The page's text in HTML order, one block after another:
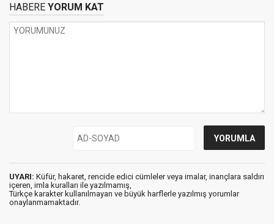
HABERE YORUM KAT
UYARI: Küfür, hakaret, rencide edici cümleler veya imalar, inançlara saldırı
içeren, imla kuralları ile yazılmamış,
Türkçe karakter kullanılmayan ve büyük harflerle yazılmış yorumlar
onaylanmamaktadır.